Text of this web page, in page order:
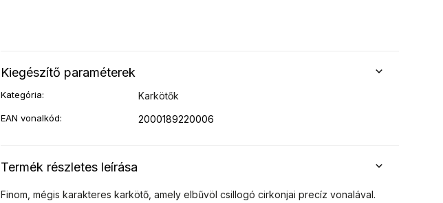
Termék részletes leírása
Finom, mégis karakteres karkötő, amely elbűvöl csillogó cirkonjai precíz vonalával.
Kiegészítő paraméterek
Kategória: Karkötők
EAN vonalkód: 2000189220006